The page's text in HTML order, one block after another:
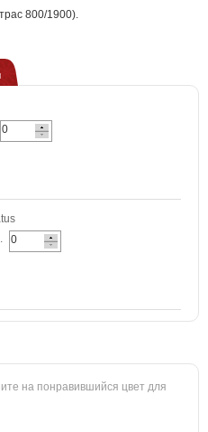
800/1900).
на понравившийся цвет для